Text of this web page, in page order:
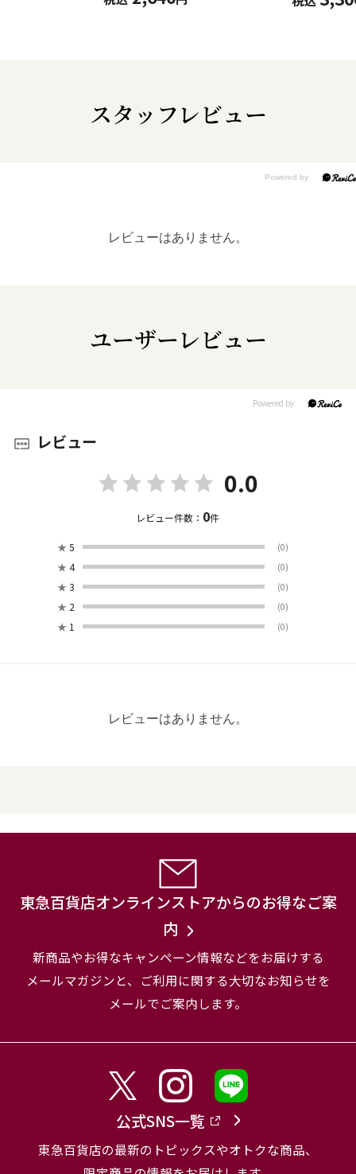
スタッフレビュー
レビューはありません。
ユーザーレビュー
レビュー
0.0
レビュー件数： 0件
★ 5 (0)
★ 4 (0)
★ 3 (0)
★ 2 (0)
★ 1 (0)
レビューはありません。
東急百貨店オンラインストアからのお得なご案
内
新商品やお得なキャンペーン情報などをお届けする
メールマガジンと、
ご利用に関する大切なお知らせを
メールでご案内します。
公式SNS一覧
東急百貨店の最新のトピックスやオトクな商品、